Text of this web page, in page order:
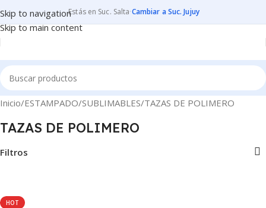
Skip to navigation
Skip to main content
Estás en Suc. Salta·Cambiar a Suc. Jujuy
Inicio ESTAMPADO SUBLIMABLES TAZAS DE POLIMERO
TAZAS DE POLIMERO
Filtros
HOT